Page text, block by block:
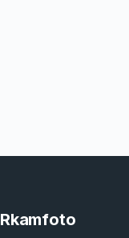
Rkamfoto